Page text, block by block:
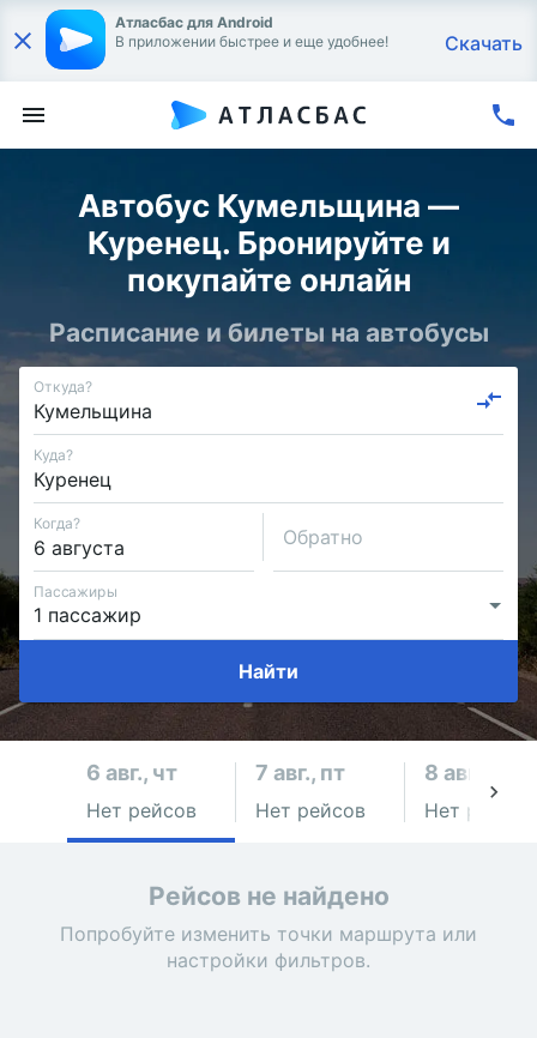
Атласбас для Android
В приложении быстрее и еще удобнее!
Скачать
Автобус Кумельщина —
Куренец. Бронируйте и
покупайте онлайн
Расписание и билеты на автобусы
Откуда?
Куда?
Когда?
Обратно
Пассажиры
Найти
6 авг., чт
Нет рейсов
7 авг., пт
Нет рейсов
8 авг., сб
Нет рейсов
Рейсов не найдено
Попробуйте изменить точки маршрута или
настройки фильтров.